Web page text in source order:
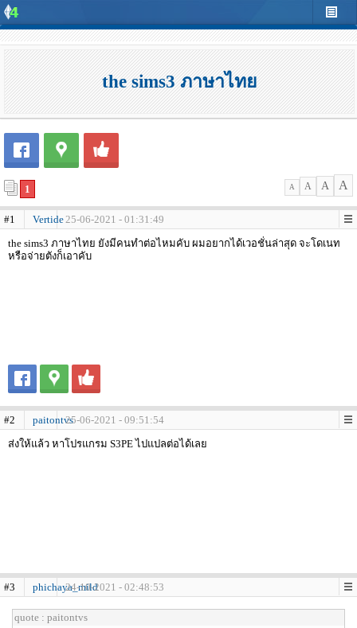
the sims3 ภาษาไทย
1 A A A A
#1 Vertide25-06-2021 - 01:31:49
the sims3 ภาษาไทย ยังมีคนทำต่อไหมคับ ผมอยากได้เวอชั่นล่าสุด จะโดเนท
หรือจ่ายตังก็เอาคับ
#2 paitontvs25-06-2021 - 09:51:54
ส่งให้แล้ว หาโปรแกรม S3PE ไปแปลต่อได้เลย
#3 phichaya_mild24-10-2021 - 02:48:53
quote : paitontvs